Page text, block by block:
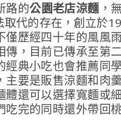
路的公園老店涼麵，
取代的存在，創立於
僅歷經四十年的風風
傳，目前已傳承至第
經典小吃也會推薦同
主要是販售涼麵和肉
體還可以選擇寬麵或
吃完的同時還外帶回